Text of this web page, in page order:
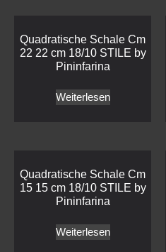
Quadratische Schale Cm
22 22 cm 18/10 STILE by
Pininfarina
Weiterlesen
Quadratische Schale Cm
15 15 cm 18/10 STILE by
Pininfarina
Weiterlesen